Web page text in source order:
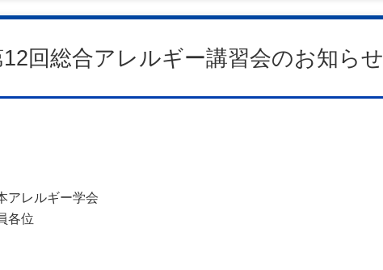
12回総合アレルギー講習会のお知らせ
アレルギー学会
各位